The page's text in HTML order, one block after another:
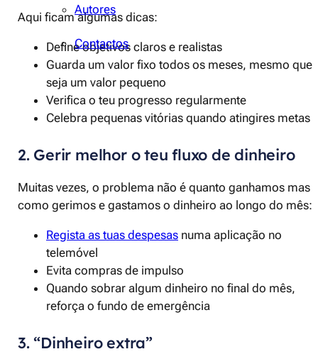
Autores
Contactos
Aqui ficam algumas dicas:
Define objetivos claros e realistas
Guarda um valor fixo todos os meses, mesmo que
seja um valor pequeno
Verifica o teu progresso regularmente
Celebra pequenas vitórias quando atingires metas
2. Gerir melhor o teu fluxo de dinheiro
Muitas vezes, o problema não é quanto ganhamos mas
como gerimos e gastamos o dinheiro ao longo do mês:
Regista as tuas despesas numa aplicação no
telemóvel
Evita compras de impulso
Quando sobrar algum dinheiro no final do mês,
reforça o fundo de emergência
3. “Dinheiro extra”